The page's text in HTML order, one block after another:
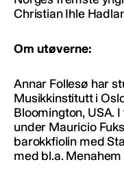
Christian Ihle
Om utøverne:
Annar Follesø har
Musikkinstitutt i
Bloomington, USA.
under Mauricio
barokkfiolin med
med bl.a.